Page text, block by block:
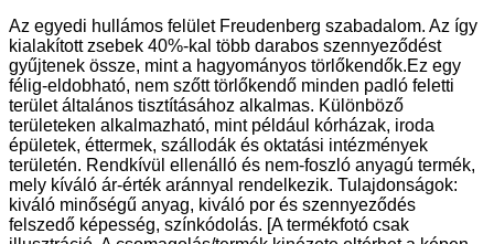
Az egyedi hullámos felület Freudenberg szabadalom. Az így
kialakított zsebek 40%-kal több darabos szennyeződést
gyűjtenek össze, mint a hagyományos törlőkendők.Ez egy
félig-eldobható, nem szőtt törlőkendő minden padló feletti
terület általános tisztításához alkalmas. Különböző
területeken alkalmazható, mint például kórházak, iroda
épületek, éttermek, szállodák és oktatási intézmények
területén. Rendkívül ellenálló és nem-foszló anyagú termék,
mely kíváló ár-érték aránnyal rendelkezik. Tulajdonságok:
kiváló minőségű anyag, kiváló por és szennyeződés
felszedő képesség, színkódolás. [A termékfotó csak